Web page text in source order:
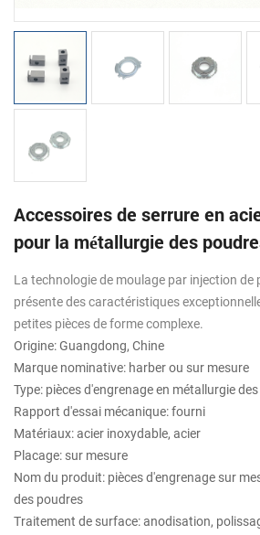
Accessoires de serrure en
pour la métallurgie des
La technologie de moulage par injection de
présente des caractéristiques
petites pièces de forme complexe.
Origine: Guangdong, Chine
Marque nominative: harber ou sur mesure
Type: pièces d'engrenage en métallurgie
Rapport d'essai mécanique: fourni
Matériaux: acier inoxydable, acier
Placage: sur mesure
Nom du produit: pièces d'engrenage sur
des poudres
Traitement de surface: anodisation,